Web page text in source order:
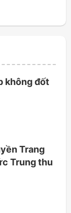
không đốt
Trang
Trung thu